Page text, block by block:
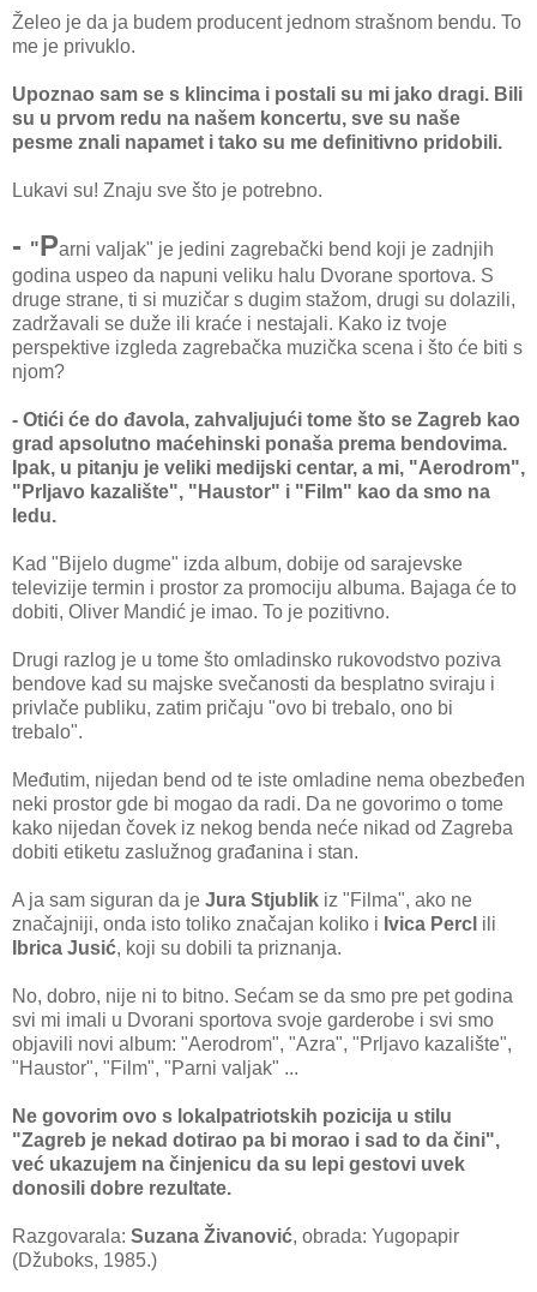
Želeo je da ja budem producent jednom strašnom bendu. To
me je privuklo.
Upoznao sam se s klincima i postali su mi jako dragi. Bili
su u prvom redu na našem koncertu, sve su naše
pesme znali napamet i tako su me definitivno pridobili.
Lukavi su! Znaju sve što je potrebno.
- "Parni valjak" je jedini zagrebački bend koji je zadnjih
godina uspeo da napuni veliku halu Dvorane sportova. S
druge strane, ti si muzičar s dugim stažom, drugi su dolazili,
zadržavali se duže ili kraće i nestajali. Kako iz tvoje
perspektive izgleda zagrebačka muzička scena i što će biti s
njom?
- Otići će do đavola, zahvaljujući tome što se Zagreb kao
grad apsolutno maćehinski ponaša prema bendovima.
Ipak, u pitanju je veliki medijski centar, a mi, "Aerodrom",
"Prljavo kazalište", "Haustor" i "Film" kao da smo na
ledu.
Kad "Bijelo dugme" izda album, dobije od sarajevske
televizije termin i prostor za promociju albuma. Bajaga će to
dobiti, Oliver Mandić je imao. To je pozitivno.
Drugi razlog je u tome što omladinsko rukovodstvo poziva
bendove kad su majske svečanosti da besplatno sviraju i
privlače publiku, zatim pričaju "ovo bi trebalo, ono bi
trebalo".
Međutim, nijedan bend od te iste omladine nema obezbeđen
neki prostor gde bi mogao da radi. Da ne govorimo o tome
kako nijedan čovek iz nekog benda neće nikad od Zagreba
dobiti etiketu zaslužnog građanina i stan.
A ja sam siguran da je Jura Stjublik iz "Filma", ako ne
značajniji, onda isto toliko značajan koliko i Ivica Percl ili
Ibrica Jusić, koji su dobili ta priznanja.
No, dobro, nije ni to bitno. Sećam se da smo pre pet godina
svi mi imali u Dvorani sportova svoje garderobe i svi smo
objavili novi album: "Aerodrom", "Azra", "Prljavo kazalište",
"Haustor", "Film", "Parni valjak" ...
Ne govorim ovo s lokalpatriotskih pozicija u stilu
"Zagreb je nekad dotirao pa bi morao i sad to da čini",
već ukazujem na činjenicu da su lepi gestovi uvek
donosili dobre rezultate.
Razgovarala: Suzana Živanović, obrada: Yugopapir
(Džuboks, 1985.)